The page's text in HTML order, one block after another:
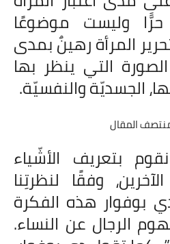
وليست موضوعًا
المرأة رهينٌ بمدى
التي ينظر بها
الجسديّة والنفسيّة.
المقال
بتعريف الأشّياء
وفقًا لنظرتِنا
بوفوار هذه الفكرة
الرجال عن النساء.